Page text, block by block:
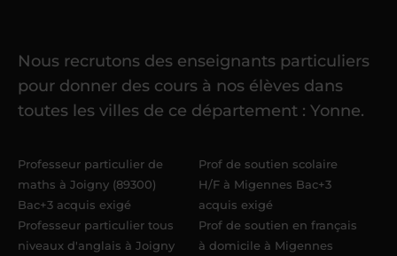
Une fois ma candidature validée, mon
référent me confie mes premiers
élèvesdans un délai de6 jours
Acadomia.
Nous recrutons des enseignants particuliers
pour donner des cours à nos élèves dans
toutes les villes de ce département : Yonne.
Professeur particulier de
maths à Joigny (89300)
Bac+3 acquis exigé
Professeur particulier tous
niveaux d'anglais à Joigny
Prof de soutien scolaire
H/F à Migennes Bac+3
acquis exigé
Prof de soutien en français
à domicile à Migennes